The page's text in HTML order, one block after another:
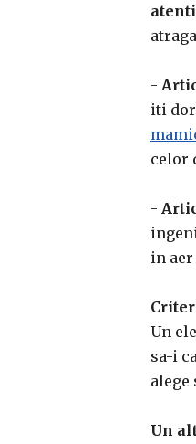
-
iti
celor
-
in
Un
sa-i
alege
Un